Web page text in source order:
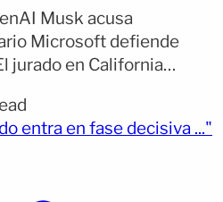
Musk acusa
Microsoft defiende
jurado en California
contra OpenAI, Microsoft
compañía creadora de
entra en fase decisiva ..."